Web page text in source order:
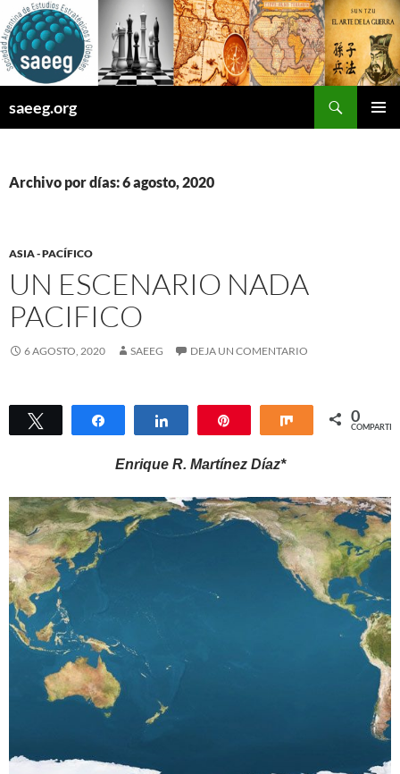
Saltar
al
contenido
saeeg.org
Archivo por días: 6 agosto, 2020
ASIA - PACÍFICO
UN ESCENARIO NADA
PACIFICO
6 AGOSTO, 2020 SAEEG DEJA UN COMENTARIO
Twittear Compartir Compartir Compartir
0
COMPARTIR
Enrique R. Martínez Díaz*